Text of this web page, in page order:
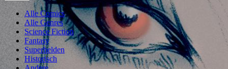
Alle Comics
Alle Genres
Science Fiction
Fantasy
Superhelden
Historisch